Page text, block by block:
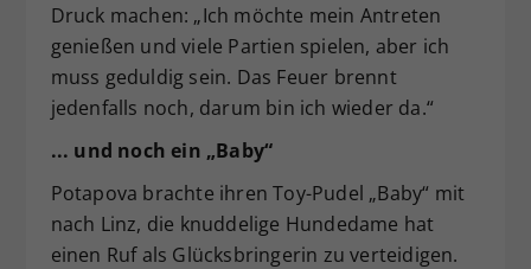
Druck machen: „Ich möchte mein Antreten
genießen und viele Partien spielen, aber ich
muss geduldig sein. Das Feuer brennt
jedenfalls noch, darum bin ich wieder da.“
... und noch ein „Baby“
Potapova brachte ihren Toy-Pudel „Baby“ mit
nach Linz, die knuddelige Hundedame hat
einen Ruf als Glücksbringerin zu verteidigen.